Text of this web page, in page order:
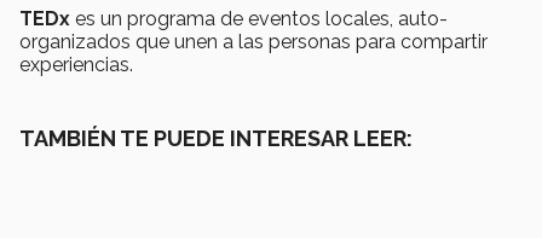
TEDx es un programa de eventos locales, auto-
organizados que unen a las personas para compartir
experiencias.
TAMBIÉN TE PUEDE INTERESAR LEER: